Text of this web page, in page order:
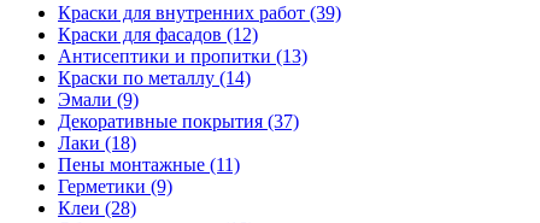
Краски для внутренних работ (39)
Краски для фасадов (12)
Антисептики и пропитки (13)
Краски по металлу (14)
Эмали (9)
Декоративные покрытия (37)
Лаки (18)
Пены монтажные (11)
Герметики (9)
Клеи (28)